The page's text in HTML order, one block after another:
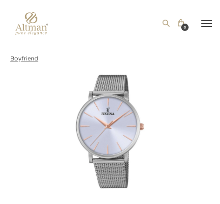
0
Boyfriend